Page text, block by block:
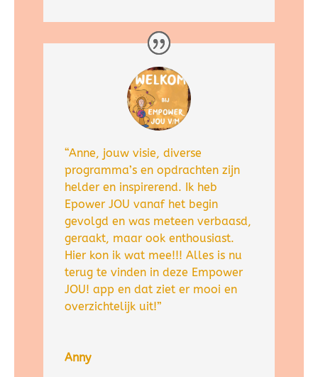
“Anne, jouw visie, diverse
programma’s en opdrachten zijn
helder en inspirerend. Ik heb
Epower JOU vanaf het begin
gevolgd en was meteen verbaasd,
geraakt, maar ook enthousiast.
Hier kon ik wat mee!!! Alles is nu
terug te vinden in deze Empower
JOU! app en dat ziet er mooi en
overzichtelijk uit!”
Anny